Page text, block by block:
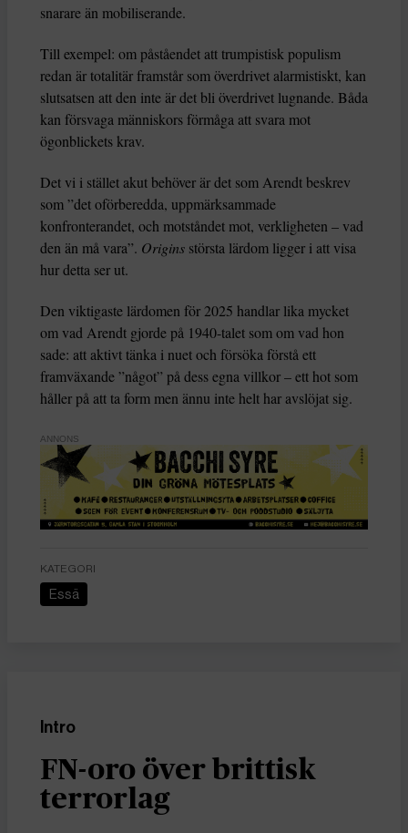
snarare än mobiliserande.
Till exempel: om påståendet att trumpistisk populism
redan är totalitär framstår som överdrivet alarmistiskt, kan
slutsatsen att den inte är det bli överdrivet lugnande. Båda
kan försvaga människors förmåga att svara mot
ögonblickets krav.
Det vi i stället akut behöver är det som Arendt beskrev
som ”det oförberedda, uppmärksammade
konfronterandet, och motståndet mot, verkligheten – vad
den än må vara”. Origins största lärdom ligger i att visa
hur detta ser ut.
Den viktigaste lärdomen för 2025 handlar lika mycket
om vad Arendt gjorde på 1940-talet som om vad hon
sade: att aktivt tänka i nuet och försöka förstå ett
framväxande ”något” på dess egna villkor – ett hot som
håller på att ta form men ännu inte helt har avslöjat sig.
ANNONS
KATEGORI
Essä
Intro
FN-oro över brittisk
terrorlag